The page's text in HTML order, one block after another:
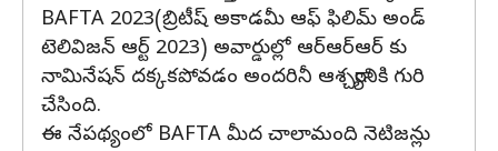
BAFTA 2023(బ్రిటీష్ అకాడమీ ఆఫ్ ఫిలిమ్ అండ్
టెలివిజన్ ఆర్ట్ 2023) అవార్డుల్లో ఆర్ఆర్ఆర్ కు
నామినేషన్ దక్కకపోవడం అందరినీ ఆశ్చర్యానికి గురి
చేసింది.
ఈ నేపథ్యంలో BAFTA మీద చాలామంది నెటిజన్లు